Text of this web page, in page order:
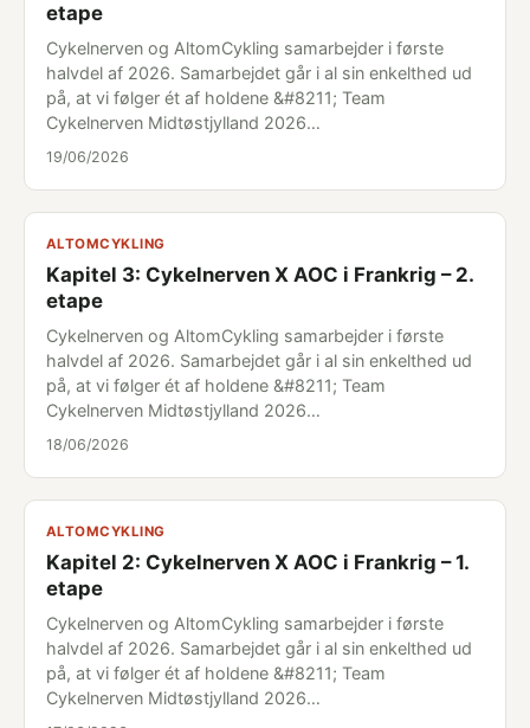
etape
Cykelnerven og AltomCykling samarbejder i første
halvdel af 2026. Samarbejdet går i al sin enkelthed ud
på, at vi følger ét af holdene &#8211; Team
Cykelnerven Midtøstjylland 2026…
19/06/2026
ALTOMCYKLING
Kapitel 3: Cykelnerven X AOC i Frankrig – 2.
etape
Cykelnerven og AltomCykling samarbejder i første
halvdel af 2026. Samarbejdet går i al sin enkelthed ud
på, at vi følger ét af holdene &#8211; Team
Cykelnerven Midtøstjylland 2026…
18/06/2026
ALTOMCYKLING
Kapitel 2: Cykelnerven X AOC i Frankrig – 1.
etape
Cykelnerven og AltomCykling samarbejder i første
halvdel af 2026. Samarbejdet går i al sin enkelthed ud
på, at vi følger ét af holdene &#8211; Team
Cykelnerven Midtøstjylland 2026…